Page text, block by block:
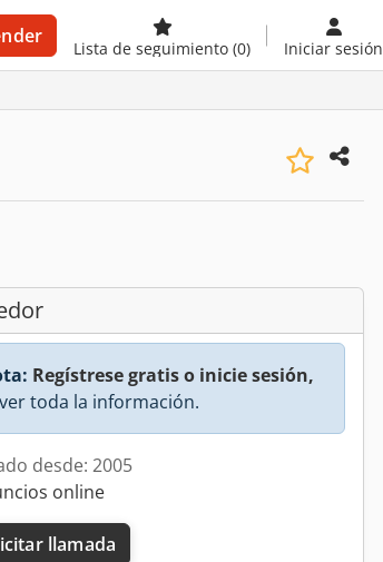
Lista de seguimiento (0) Iniciar sesión
Regístrese gratis o inicie sesión,
toda la información.
desde: 2005
online
llamada